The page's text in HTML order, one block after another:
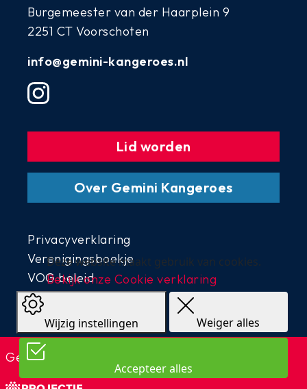
Burgemeester van der Haarplein 9
2251 CT Voorschoten
info@gemini-kangeroes.nl
Lid worden
Over Gemini Kangeroes
Privacyverklaring
Verenigingsboekje
VOG beleid
Teams
Overige links
Gerealiseerd door
Deze website maakt gebruik van cookies.
Bekijk onze Cookie verklaring
Wijzig instellingen Weiger alles
Accepteer alles